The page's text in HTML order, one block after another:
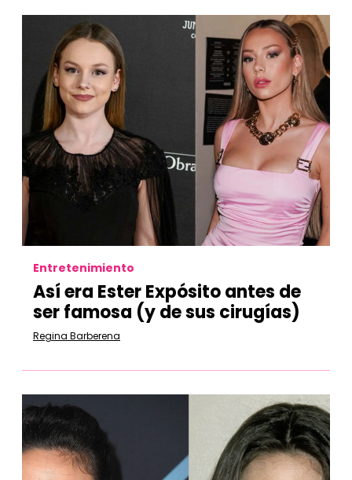
Entretenimiento
Así era Ester Expósito antes de
ser famosa (y de sus cirugías)
Regina Barberena